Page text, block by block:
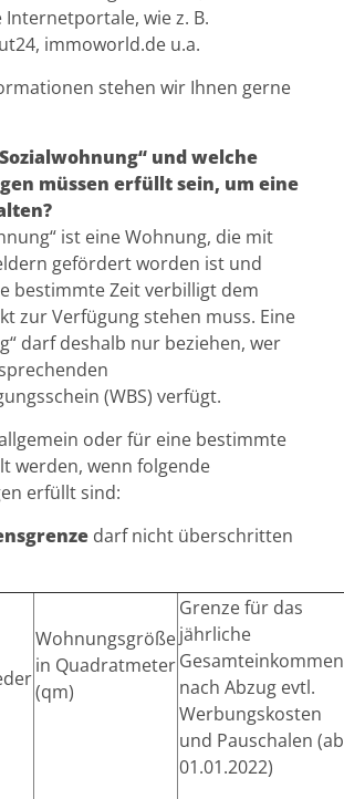
wie z. B.
immoworld.de u.a.
stehen wir Ihnen gerne
und welche
müssen erfüllt sein, um eine
ist eine Wohnung, die mit
gefördert worden ist und
bestimmte Zeit verbilligt dem
zur Verfügung stehen muss. Eine
darf deshalb nur beziehen, wer
(WBS) verfügt.
oder für eine bestimmte
werden, wenn folgende
erfüllt sind:
darf nicht überschritten
Wohnungsgröße
in Quadratmeter
(qm)
Grenze für das
jährliche
Gesamteinkommen
nach Abzug evtl.
Werbungskosten
und Pauschalen (ab
01.01.2022)